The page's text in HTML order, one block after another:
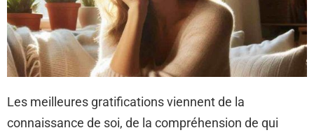
Les meilleures gratifications viennent de la
connaissance de soi, de la compréhension de qui